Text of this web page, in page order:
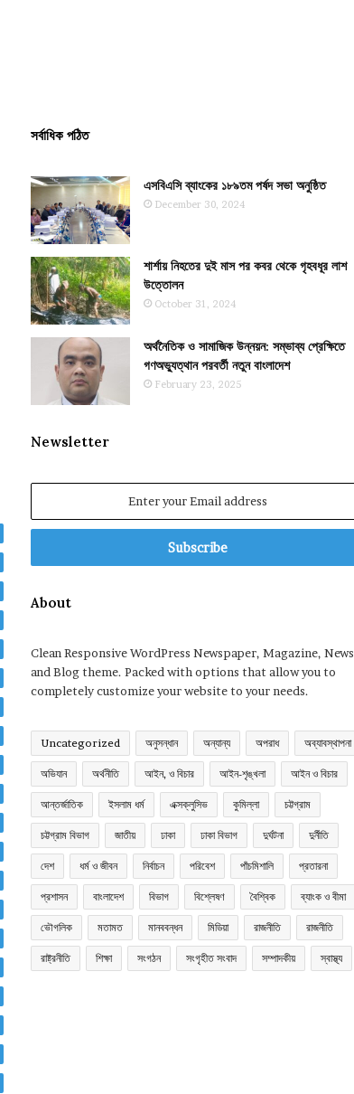
সর্বাধিক পঠিত
এসবিএসি ব্যাংকের ১৮৯তম পর্ষদ সভা অনুষ্ঠিত
December 30, 2024
শার্শায় নিহতের দুই মাস পর কবর থেকে গৃহবধূর লাশ
উত্তোলন
October 31, 2024
অর্থনৈতিক ও সামাজিক উন্নয়ন: সম্ভাব্য প্রেক্ষিতে
গণঅভ্যুত্থান পরবর্তী নতুন বাংলাদেশ
February 23, 2025
Newsletter
Email
About
Clean Responsive WordPress Newspaper, Magazine, News
and Blog theme. Packed with options that allow you to
completely customize your website to your needs.
Uncategorized অনুসন্ধান অন্যান্য অপরাধ অব্যাবস্থাপনা
অভিযান অর্থনীতি আইন, ও বিচার আইন-শৃঙ্খলা আইন ও বিচার
আন্তর্জাতিক ইসলাম ধর্ম এক্সক্লুসিভ কুমিল্লা চট্টগ্রাম
চট্টগ্রাম বিভাগ জাতীয় ঢাকা ঢাকা বিভাগ দুর্ঘটনা দুর্নীতি
দেশ ধর্ম ও জীবন নির্বাচন পরিবেশ পাঁচমিশালি প্রতারনা
প্রশাসন বাংলাদেশ বিভাগ বিশ্লেষণ বৈশ্বিক ব্যাংক ও বীমা
ভৌগলিক মতামত মানববন্ধন মিডিয়া রাজনীতি রাজনীতি
রাষ্ট্রনীতি শিক্ষা সংগঠন সংগৃহীত সংবাদ সম্পাদকীয় স্বাস্থ্য